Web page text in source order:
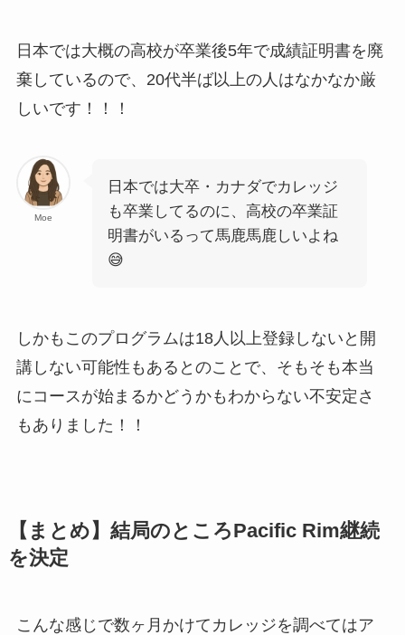
日本では大概の高校が卒業後5年で成績証明書を廃
棄しているので、20代半ば以上の人はなかなか厳
しいです！！！
Moe
日本では大卒・カナダでカレッジ
も卒業してるのに、高校の卒業証
明書がいるって馬鹿馬鹿しいよね
😅
しかもこのプログラムは18人以上登録しないと開
講しない可能性もあるとのことで、そもそも本当
にコースが始まるかどうかもわからない不安定さ
もありました！！
【まとめ】結局のところPacific Rim継続
を決定
こんな感じで数ヶ月かけてカレッジを調べてはア